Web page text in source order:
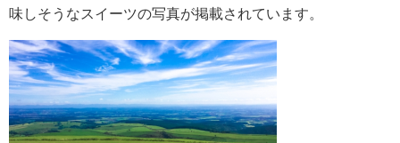
味しそうなスイーツの写真が掲載されています。